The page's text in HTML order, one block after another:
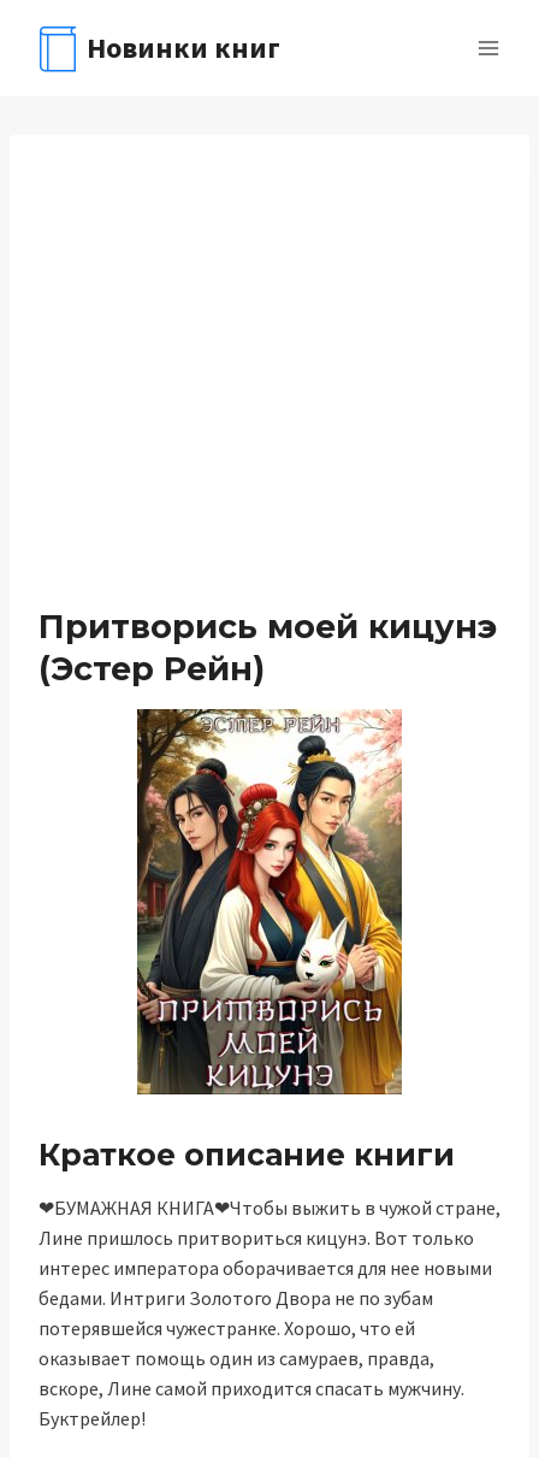
содержимому
Новинки книг
Притворись моей кицунэ
(Эстер Рейн)
Краткое описание книги
❤БУМАЖНАЯ КНИГА❤Чтобы выжить в чужой стране,
Лине пришлось притвориться кицунэ. Вот только
интерес императора оборачивается для нее новыми
бедами. Интриги Золотого Двора не по зубам
потерявшейся чужестранке. Хорошо, что ей
оказывает помощь один из самураев, правда,
вскоре, Лине самой приходится спасать мужчину.
Буктрейлер!